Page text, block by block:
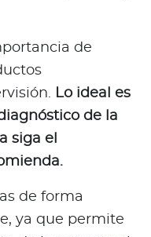
de
Lo ideal es
de la
siga el
de forma
ya que permite